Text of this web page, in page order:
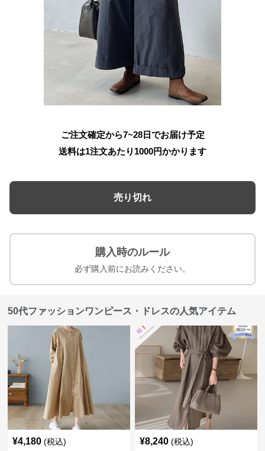
ご注文確定から7~28日でお届け予定
送料は1注文あたり 1000円かかります
売り切れ
購入時のルール
必ず購入前にお読みください。
50代ファッションワンピース・ドレスの人気アイテム
¥4,180 (税込) ¥8,240 (税込)